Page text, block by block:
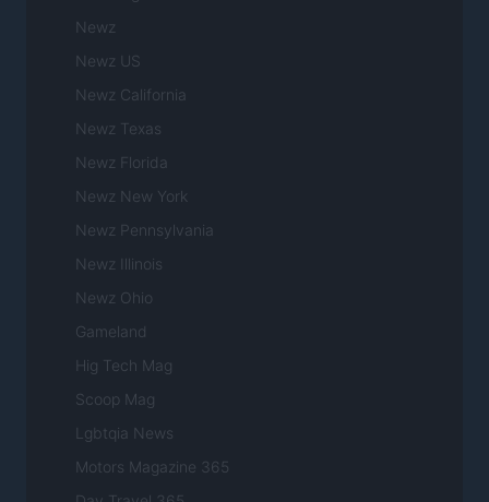
Newz
Newz US
Newz California
Newz Texas
Newz Florida
Newz New York
Newz Pennsylvania
Newz Illinois
Newz Ohio
Gameland
Hig Tech Mag
Scoop Mag
Lgbtqia News
Motors Magazine 365